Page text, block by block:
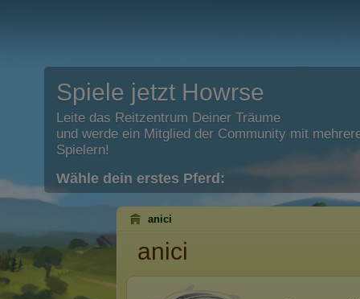
Spiele jetzt Howrse
Leite das Reitzentrum Deiner Träume
und werde ein Mitglied der Community mit
Spielern!
Wähle dein erstes Pferd:
anici
anici